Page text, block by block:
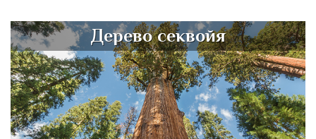
Дерево секвойя